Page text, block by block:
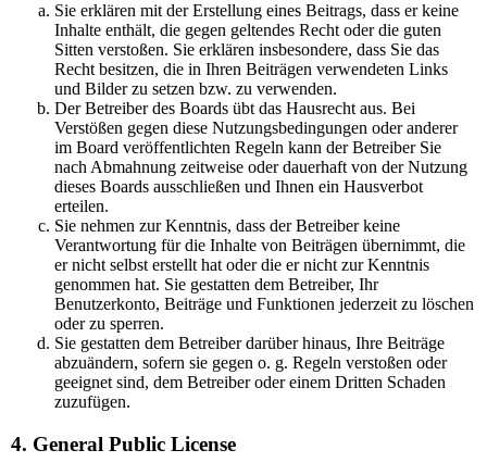
Sie erklären mit der Erstellung eines Beitrags, dass er keine
Inhalte enthält, die gegen geltendes Recht oder die guten
Sitten verstoßen. Sie erklären insbesondere, dass Sie das
Recht besitzen, die in Ihren Beiträgen verwendeten Links
und Bilder zu setzen bzw. zu verwenden.
Der Betreiber des Boards übt das Hausrecht aus. Bei
Verstößen gegen diese Nutzungsbedingungen oder anderer
im Board veröffentlichten Regeln kann der Betreiber Sie
nach Abmahnung zeitweise oder dauerhaft von der Nutzung
dieses Boards ausschließen und Ihnen ein Hausverbot
erteilen.
Sie nehmen zur Kenntnis, dass der Betreiber keine
Verantwortung für die Inhalte von Beiträgen übernimmt, die
er nicht selbst erstellt hat oder die er nicht zur Kenntnis
genommen hat. Sie gestatten dem Betreiber, Ihr
Benutzerkonto, Beiträge und Funktionen jederzeit zu löschen
oder zu sperren.
Sie gestatten dem Betreiber darüber hinaus, Ihre Beiträge
abzuändern, sofern sie gegen o. g. Regeln verstoßen oder
geeignet sind, dem Betreiber oder einem Dritten Schaden
zuzufügen.
4. General Public License